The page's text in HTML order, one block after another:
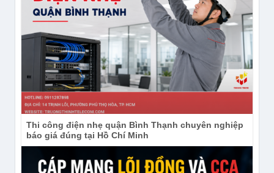
Thi công điện nhẹ quận Bình Thạnh chuyên nghiệp
báo giá đúng tại Hồ Chí Minh